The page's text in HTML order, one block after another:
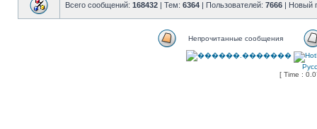
Всего сообщений: 168432 | Тем: 6364 | Пользователей: 7666 | Новый
Непрочитанные сообщения
[ Time :